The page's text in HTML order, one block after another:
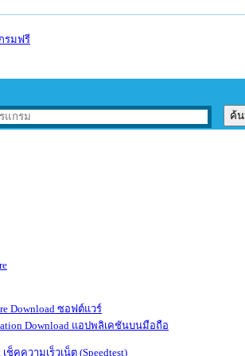
ซอฟต์แวร์
แอปพลิเคชันบนมือถือ
เช็คความเร็วเน็ต (Speedtest)